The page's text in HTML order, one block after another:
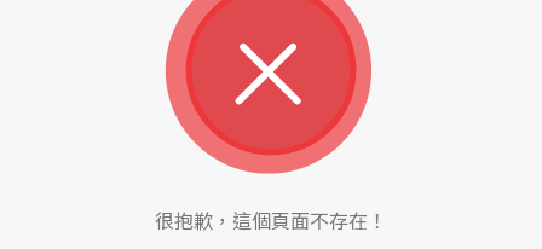
很抱歉，這個頁面不存在！